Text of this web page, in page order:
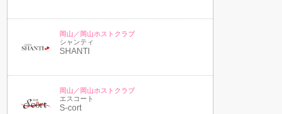
岡山／岡山ホストクラブ
シャンティ
SHANTI
岡山／岡山ホストクラブ
エスコート
S-cort